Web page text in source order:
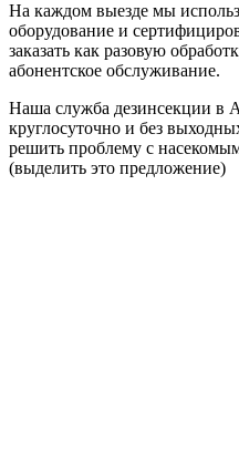
На каждом выезде мы
оборудование и
заказать как разовую
абонентское обслуживание.
Наша служба дезинсекции в
круглосуточно и без
решить проблему с
(выделить это предложение)